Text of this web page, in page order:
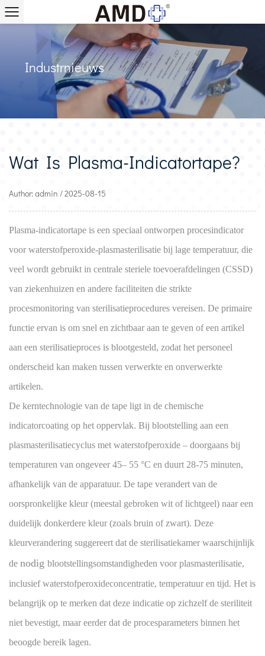
Industrnieuws
Wat Is Plasma-Indicatortape?
Author: admin / 2025-08-15
Plasma-indicatortape is een speciaal ontworpen procesindicator
voor waterstofperoxide-plasmasterilisatie bij lage temperatuur, die
veel wordt gebruikt in centrale steriele toevoerafdelingen (CSSD)
van ziekenhuizen en andere faciliteiten die strikte
procesmonitoring van sterilisatieprocedures vereisen. De primaire
functie ervan is om snel en zichtbaar aan te geven of een artikel
aan een sterilisatieproces is blootgesteld, zodat het personeel
onderscheid kan maken tussen verwerkte en onverwerkte
artikelen.
De kerntechnologie van de tape ligt in de chemische
indicatorcoating op het oppervlak. Bij blootstelling aan een
plasmasterilisatiecyclus met waterstofperoxide – doorgaans bij
temperaturen van ongeveer 45– 55 °C en duurt 28-75 minuten,
afhankelijk van de apparatuur. De tape verandert van de
oorspronkelijke kleur (meestal gebroken wit of lichtgeel) naar een
duidelijk donkerdere kleur (zoals bruin of zwart). Deze
kleurverandering suggereert dat de sterilisatiekamer waarschijnlijk
de nodig blootstellingsomstandigheden voor plasmasterilisatie,
inclusief waterstofperoxideconcentratie, temperatuur en tijd. Het is
belangrijk op te merken dat deze indicatie op zichzelf de steriliteit
niet bevestigt, maar eerder dat de procesparameters binnen het
beoogde bereik lagen.